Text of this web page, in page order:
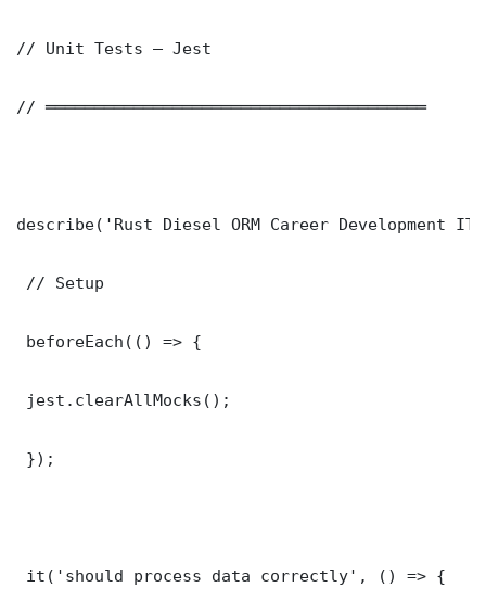
// Unit Tests — Jest
// ═══════════════════════════════════════
describe('Rust Diesel ORM Career Development
// Setup
beforeEach(() => {
jest.clearAllMocks();
});
it('should process data correctly', () => {